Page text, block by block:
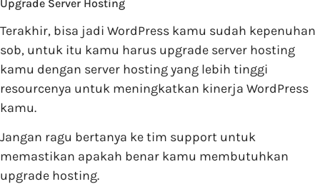
Upgrade Server Hosting
Terakhir, bisa jadi WordPress kamu sudah kepenuhan
sob, untuk itu kamu harus upgrade server hosting
kamu dengan server hosting yang lebih tinggi
resourcenya untuk meningkatkan kinerja WordPress
kamu.
Jangan ragu bertanya ke tim support untuk
memastikan apakah benar kamu membutuhkan
upgrade hosting.